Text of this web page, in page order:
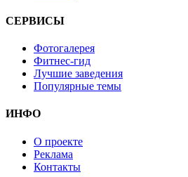
СЕРВИСЫ
Фотогалерея
Фитнес-гид
Лучшие заведения
Популярные темы
ИНФО
О проекте
Реклама
Контакты